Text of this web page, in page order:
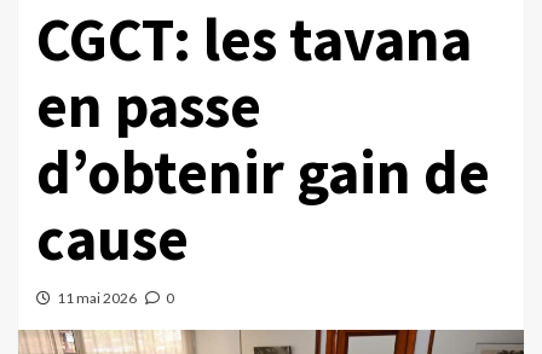
CGCT: les tavana
en passe
d’obtenir gain de
cause
11 mai 2026 0